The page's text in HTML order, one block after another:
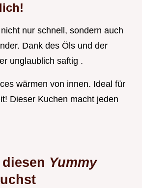
nur schnell, sondern auch
Dank des Öls und der
unglaublich saftig .
wärmen von innen. Ideal für
Dieser Kuchen macht jeden
Yummy